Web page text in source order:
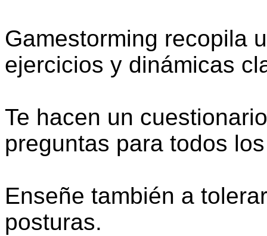
Gamestorming recopila
ejercicios y dinámicas
Te hacen un
preguntas para todos
Enseñe también a
posturas.